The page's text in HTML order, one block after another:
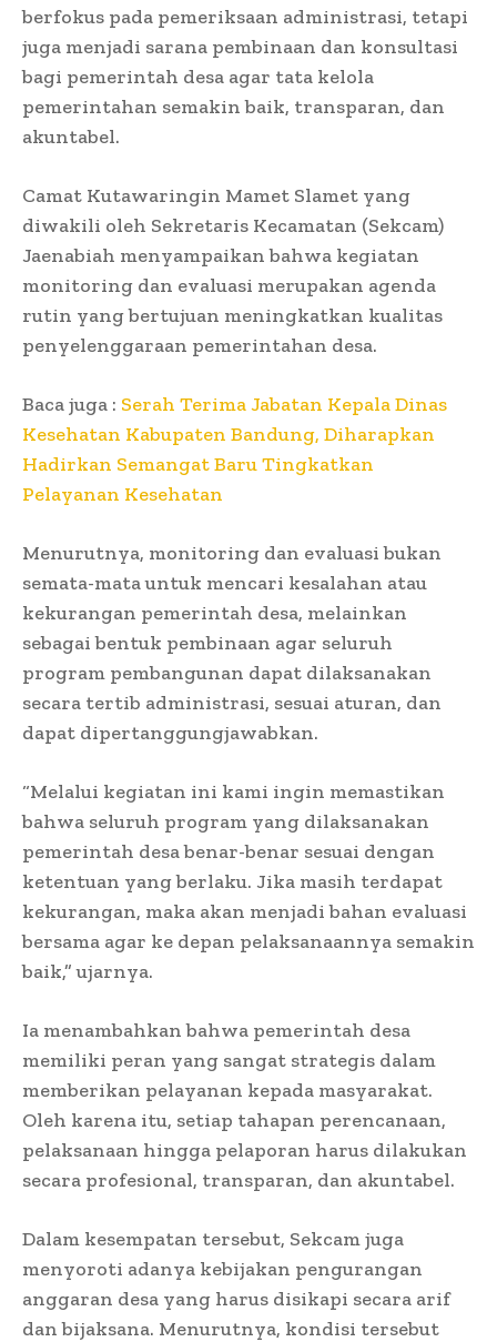
berfokus pada pemeriksaan administrasi, tetapi
juga menjadi sarana pembinaan dan konsultasi
bagi pemerintah desa agar tata kelola
pemerintahan semakin baik, transparan, dan
akuntabel.
Camat Kutawaringin Mamet Slamet yang
diwakili oleh Sekretaris Kecamatan (Sekcam)
Jaenabiah menyampaikan bahwa kegiatan
monitoring dan evaluasi merupakan agenda
rutin yang bertujuan meningkatkan kualitas
penyelenggaraan pemerintahan desa.
Baca juga : Serah Terima Jabatan Kepala Dinas
Kesehatan Kabupaten Bandung, Diharapkan
Hadirkan Semangat Baru Tingkatkan
Pelayanan Kesehatan
Menurutnya, monitoring dan evaluasi bukan
semata-mata untuk mencari kesalahan atau
kekurangan pemerintah desa, melainkan
sebagai bentuk pembinaan agar seluruh
program pembangunan dapat dilaksanakan
secara tertib administrasi, sesuai aturan, dan
dapat dipertanggungjawabkan.
“Melalui kegiatan ini kami ingin memastikan
bahwa seluruh program yang dilaksanakan
pemerintah desa benar-benar sesuai dengan
ketentuan yang berlaku. Jika masih terdapat
kekurangan, maka akan menjadi bahan evaluasi
bersama agar ke depan pelaksanaannya semakin
baik,” ujarnya.
Ia menambahkan bahwa pemerintah desa
memiliki peran yang sangat strategis dalam
memberikan pelayanan kepada masyarakat.
Oleh karena itu, setiap tahapan perencanaan,
pelaksanaan hingga pelaporan harus dilakukan
secara profesional, transparan, dan akuntabel.
Dalam kesempatan tersebut, Sekcam juga
menyoroti adanya kebijakan pengurangan
anggaran desa yang harus disikapi secara arif
dan bijaksana. Menurutnya, kondisi tersebut